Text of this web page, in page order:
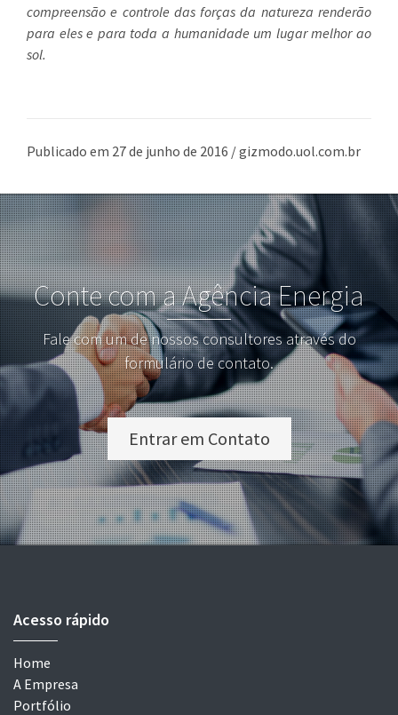
compreensão e controle das forças da natureza renderão
para eles e para toda a humanidade um lugar melhor ao
sol.
Publicado em 27 de junho de 2016 / gizmodo.uol.com.br
Conte com a Agência Energia
Fale com um de nossos consultores através do
formulário de contato.
Entrar em Contato
Acesso rápido
Home
A Empresa
Portfólio